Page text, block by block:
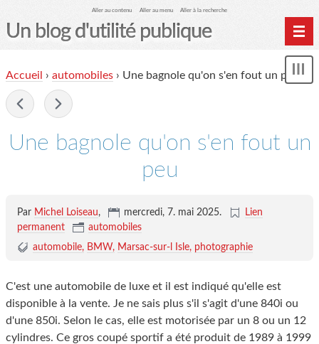
Aller au contenu Aller au menu Aller à la recherche
Un blog d'utilité publique
le Glob qui nuisait grave
le blog des origines
Accueil › automobiles › Une bagnole qu'on s'en fout un peu
Une bagnole qu'on s'en fout un
peu
Par Michel Loiseau, mercredi, 7. mai 2025.
Lien
permanent
automobiles
automobile
BMW Marsac-sur-l Isle photographie
C'est une automobile de luxe et il est indiqué qu'elle est
disponible à la vente. Je ne sais plus s'il s'agit d'une 840i ou
d'une 850i. Selon le cas, elle est motorisée par un 8 ou un 12
cylindres. Ce gros coupé sportif a été produit de 1989 à 1999